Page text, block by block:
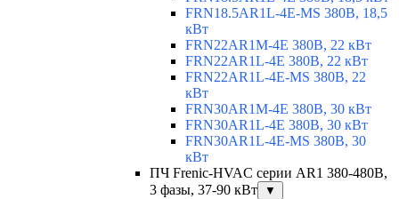
FRN18.5AR1L-4E-MS 380В, 18,5
кВт
FRN22AR1M-4E 380В, 22 кВт
FRN22AR1L-4E 380В, 22 кВт
FRN22AR1L-4E-MS 380В, 22
кВт
FRN30AR1M-4E 380В, 30 кВт
FRN30AR1L-4E 380В, 30 кВт
FRN30AR1L-4E-MS 380В, 30
кВт
ПЧ Frenic-HVAC серии AR1 380-480В,
3 фазы, 37-90 кВт
▼